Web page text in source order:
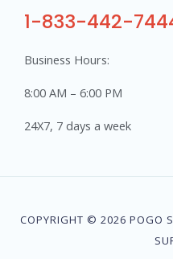
1-833-442-
Business Hours:
8:00 AM – 6:00 PM
24X7, 7 days a week
COPYRIGHT © 2026 POGO